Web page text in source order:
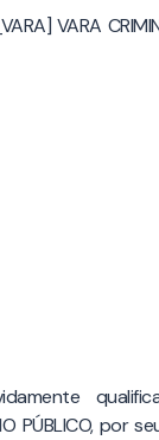
VARA
PÚBLICO, por